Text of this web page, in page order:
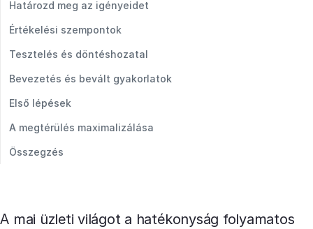
Határozd meg az igényeidet
Értékelési szempontok
Tesztelés és döntéshozatal
Bevezetés és bevált gyakorlatok
Első lépések
A megtérülés maximalizálása
Összegzés
A mai üzleti világot a hatékonyság folyamatos